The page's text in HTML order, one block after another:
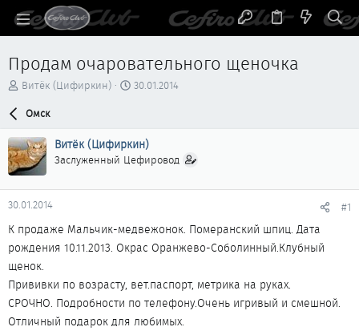
Продам очаровательного щеночка
А
р
т
е
м
ы
Витёк (Цифиркин)
Д
н
а
а
30.01.2014
Омск
Витёк (Цифиркин)
Заслуженный Цефировод
30.01.2014 #1
К продаже Мальчик-медвежонок. Померанский шпиц. Дата
рождения 10.11.2013. Окрас Оранжево-Соболинный.Клубный
щенок.
Прививки по возрасту, вет.паспорт, метрика на руках.
СРОЧНО. Подробности по телефону.Очень игривый и смешной.
Отличный подарок для любимых.